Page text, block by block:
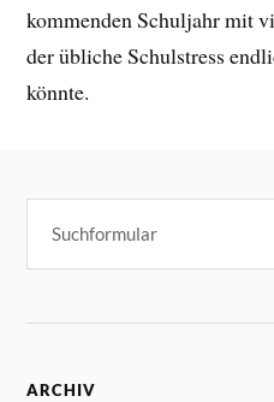
kommenden Schuljahr mit
der übliche Schulstress
könnte.
ARCHIV